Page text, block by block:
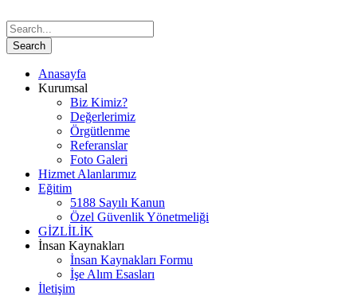
Anasayfa
Kurumsal
Biz Kimiz?
Değerlerimiz
Örgütlenme
Referanslar
Foto Galeri
Hizmet Alanlarımız
Eğitim
5188 Sayılı Kanun
Özel Güvenlik Yönetmeliği
GİZLİLİK
İnsan Kaynakları
İnsan Kaynakları Formu
İşe Alım Esasları
İletişim